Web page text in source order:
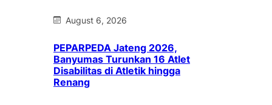
August 6, 2026
PEPARPEDA Jateng 2026,
Banyumas Turunkan 16 Atlet
Disabilitas di Atletik hingga
Renang